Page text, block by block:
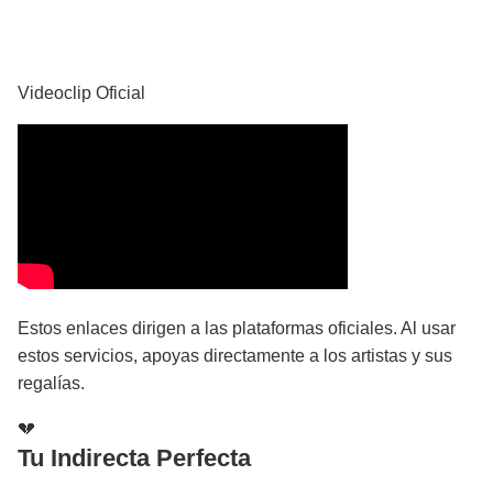
Videoclip Oficial
Estos enlaces dirigen a las plataformas oficiales. Al usar
estos servicios, apoyas directamente a los artistas y sus
regalías.
💔
Tu Indirecta Perfecta